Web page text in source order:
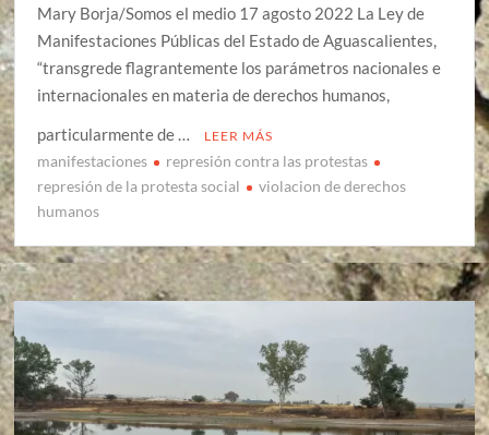
Mary Borja/Somos el medio 17 agosto 2022 La Ley de
Manifestaciones Públicas del Estado de Aguascalientes,
“transgrede flagrantemente los parámetros nacionales e
internacionales en materia de derechos humanos,
particularmente de …
LEER MÁS
manifestaciones
represión contra las protestas
represión de la protesta social
violacion de derechos
humanos